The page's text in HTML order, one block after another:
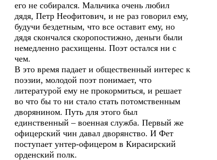
его не собирался. Мальчика очень любил
дядя, Петр Неофитович, и не раз говорил ему,
будучи бездетным, что все оставит ему, но
дядя скончался скоропостижно, деньги были
немедленно расхищены. Поэт остался ни с
чем.
В это время падает и общественный интерес к
поэзии, молодой поэт понимает, что
литературой ему не прокормиться, и решает
во что бы то ни стало стать потомственным
дворянином. Путь для этого был
единственный – военная служба. Первый же
офицерский чин давал дворянство. И Фет
поступает унтер-офицером в Кирасирский
орденский полк.